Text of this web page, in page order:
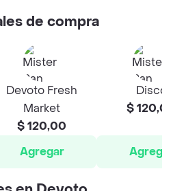
de compra
Devoto Fresh
Market
$ 120,00
Agregar
Disco
$
Agregar